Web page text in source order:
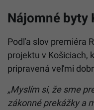
Nájomné byty
Podľa slov premiéra
projektu v Košiciach,
pripravená veľmi
„Myslím si, že sme
zákonné prekážky a